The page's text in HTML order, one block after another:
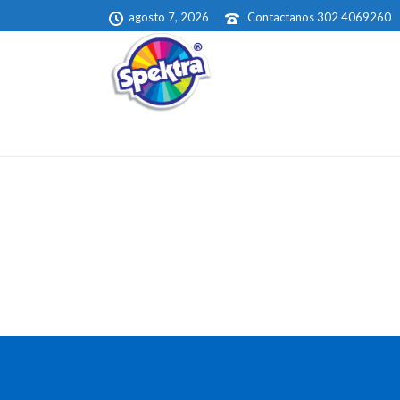
agosto 7, 2026 Contactanos 302 4069260